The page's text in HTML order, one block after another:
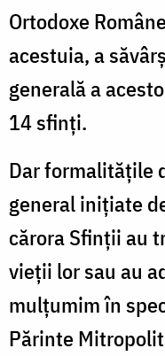
Ortodoxe
acestuia, a
generală a
14 sfinți.
Dar formalitățile
general inițiate
cărora Sfinții au
vieții lor sau au
mulțumim în
Părinte